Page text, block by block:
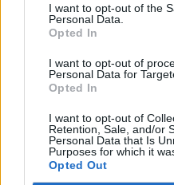
I want to opt-out of the
Personal Data.
Opted In
I want to opt-out of
Personal Data for
Opted In
I want to opt-out of
Retention, Sale, and/or
Personal Data that Is
Purposes for which it
Opted Out
ÁTIGAZOLÁS
Lassul a mozgás
játékospiacán, de